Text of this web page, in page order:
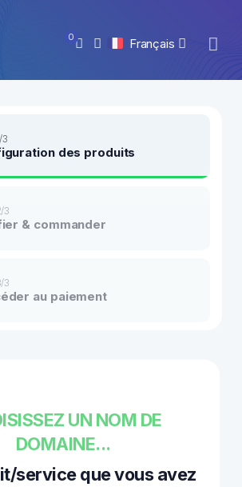
0 Français
3
des produits
3
& commander
3
au paiement
UN NOM DE
DOMAINE...
service que vous avez